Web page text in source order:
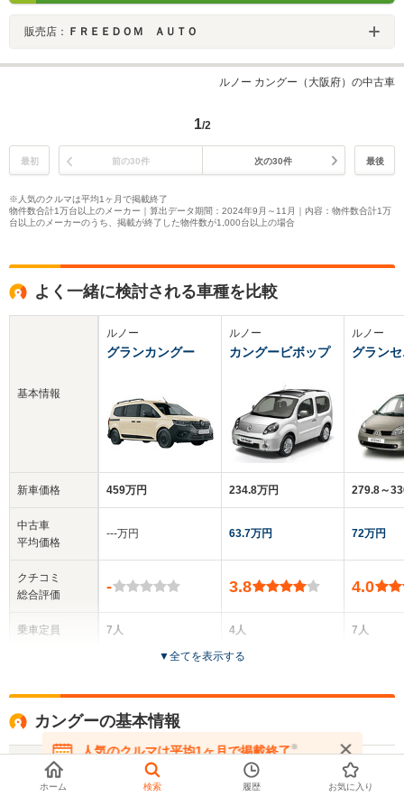
販売店： ＦＲＥＥＤＯＭ ＡＵＴＯ
ルノー カングー（大阪府）の中古車
1/2
最初 前の30件 次の30件 最後
※人気のクルマは平均1ヶ月で掲載終了
物件数合計1万台以上のメーカー｜算出データ期間：2024年9月～11月｜内容：物件数合計1万
台以上のメーカーのうち、掲載が終了した物件数が1,000台以上の場合
よく一緒に検討される車種を比較
基本情報
新車価格
中古車
平均価格
クチコミ
総合評価
乗車定員
ルノー
グランカングー
459万円
‐‐‐万円
-
7人
全高
1.81m
全幅
ルノー
カングービボップ
234.8万円
63.7万円
3.8
4人
3ドア
ルノー
グラン
279.8～
72万円
4.0
7人
▼全てを表示する
カングーの基本情報
平均価格 327.3万円
人気のクルマは平均1ヶ月で掲載終了※
在庫が無くなる前にお問い合わせください
ホーム 検索 履歴 お気に入り